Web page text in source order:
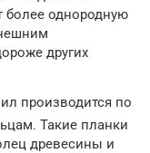
более однородную
других
производится по
Такие планки
древесины и